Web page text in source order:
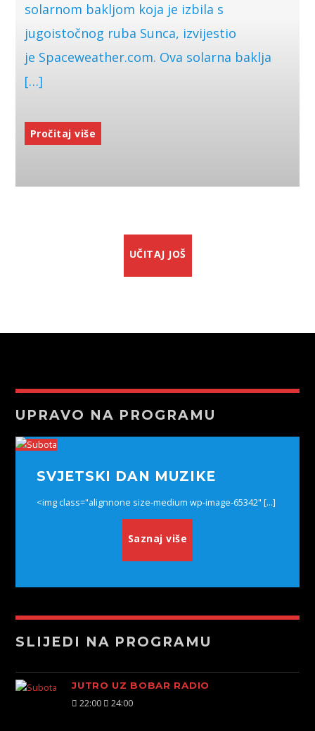
solarnom bakljom koja je izbila s
jugoistočnog ruba Sunca, izvijestio
je Spaceweather.com. Ova solarna baklja
[…]
Pročitaj više
UČITAJ JOŠ
UPRAVO NA PROGRAMU
SVJETSKI DAN MUZIKE
<img class="alignnone size-medium wp-image-65342" [...]
Saznaj više
SLIJEDI NA PROGRAMU
JUTRO UZ BOBAR RADIO
22:00 24:00